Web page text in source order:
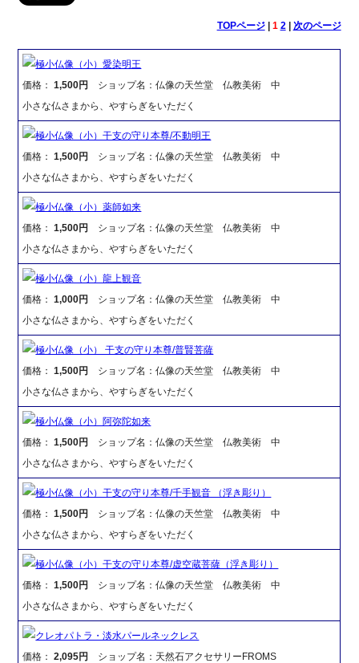
TOPページ| 1 2| 次のページ
極小仏像（小）愛染明王
価格：1,500円
ショップ名：仏像の天竺堂 仏教美術 中
小さな仏さまから、やすらぎをいただく
極小仏像（小）干支の守り本尊/不動明王
価格：1,500円
ショップ名：仏像の天竺堂 仏教美術 中
小さな仏さまから、やすらぎをいただく
極小仏像（小）薬師如来
価格：1,500円
ショップ名：仏像の天竺堂 仏教美術 中
小さな仏さまから、やすらぎをいただく
極小仏像（小）龍上観音
価格：1,000円
ショップ名：仏像の天竺堂 仏教美術 中
小さな仏さまから、やすらぎをいただく
極小仏像（小） 干支の守り本尊/普賢菩薩
価格：1,500円
ショップ名：仏像の天竺堂 仏教美術 中
小さな仏さまから、やすらぎをいただく
極小仏像（小）阿弥陀如来
価格：1,500円
ショップ名：仏像の天竺堂 仏教美術 中
小さな仏さまから、やすらぎをいただく
極小仏像（小）干支の守り本尊/千手観音 （浮き彫り）
価格：1,500円
ショップ名：仏像の天竺堂 仏教美術 中
小さな仏さまから、やすらぎをいただく
極小仏像（小）干支の守り本尊/虚空蔵菩薩（浮き彫り）
価格：1,500円
ショップ名：仏像の天竺堂 仏教美術 中
小さな仏さまから、やすらぎをいただく
クレオパトラ・淡水パールネックレス
価格：2,095円
ショップ名：天然石アクセサリーFROMS